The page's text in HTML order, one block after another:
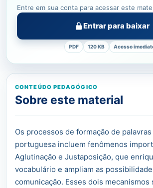
Entre em sua conta para acessar este
Entrar para baixar
PDF 120 KB Acesso
CONTEÚDO PEDAGÓGICO
Sobre este material
Os processos de formação de
portuguesa incluem fenômenos
Aglutinação e Justaposição, que
vocabulário e ampliam as
comunicação. Esses dois mecanismos